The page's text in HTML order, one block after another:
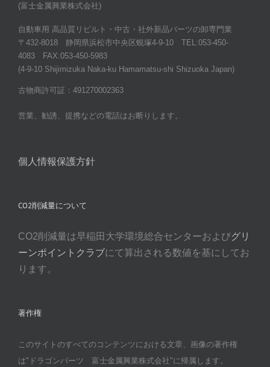
(富士金属興業株式会社)
自動車用 高品質リビルト・中古・社外新品パーツの卸専門業
〒432-8018 静岡県浜松市中央区蜆塚4-9-10 TEL:053-450-
4083 FAX:053-450-5983
(4-9-10 Shijimizuka Naka-ku Hamamatsu-shi Shizuoka Japan)
古物商許可証：491270002363
営業、勧誘、提携などの電話はお断りします。
個人情報保護方針
CO2削減量について
CO2削減量は早稲田大学環境総合センターおよびグリ
ーンポイントクラブにて算出される数値を基にしてお
ります。
著作権
このサイトのすべてのコンテンツにおける文章、画像の著作権
は"ドラゴンパーツ 富士金属興業株式会社"に帰属します。